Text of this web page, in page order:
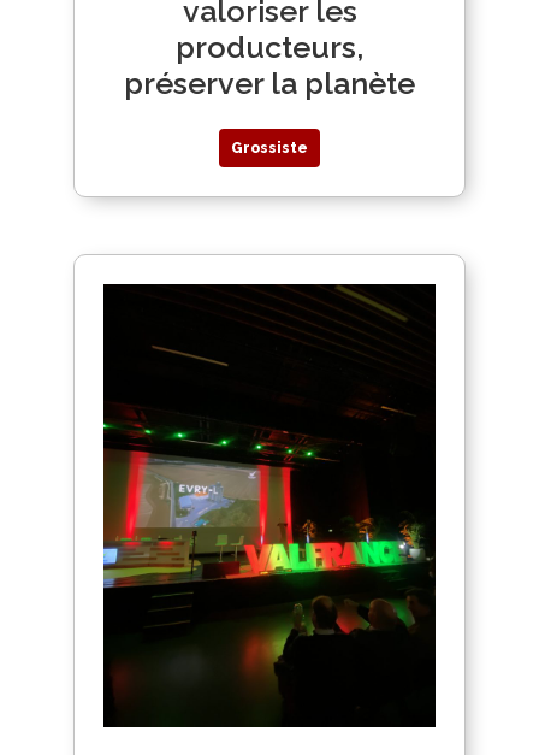
valoriser les
producteurs,
préserver la planète
Grossiste